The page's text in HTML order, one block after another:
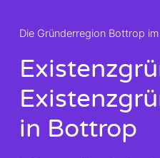
Die Gründerregion Bottrop
in Bottrop